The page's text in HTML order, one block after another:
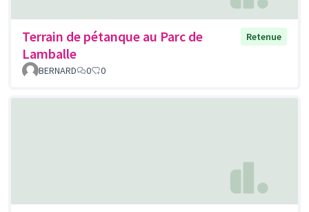
Terrain de pétanque au Parc de
Lamballe
Retenue
BERNARD 0 0